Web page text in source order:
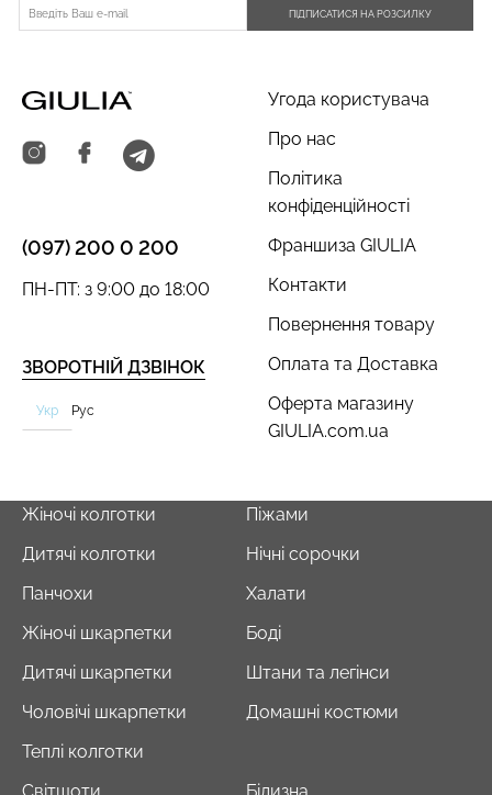
ПІДПИСАТИСЯ НА РОЗСИЛКУ
Угода користувача
Про нас
Політика
конфіденційності
Франшиза GIULIA
Контакти
Повернення товару
Оплата та Доставка
Оферта магазину
GIULIA.com.ua
(097) 200 0 200
ЗВОРОТНІЙ ДЗВІНОК
ПН-ПТ: з 9:00 до 18:00
Укр Рус
Жіночі колготки
Дитячі колготки
Панчохи
Жіночі шкарпетки
Дитячі шкарпетки
Чоловічі шкарпетки
Теплі колготки
Піжами
Нічні сорочки
Халати
Боді
Штани та легінси
Домашні костюми
489 грн.699 грн.
258 грн.369 грн.